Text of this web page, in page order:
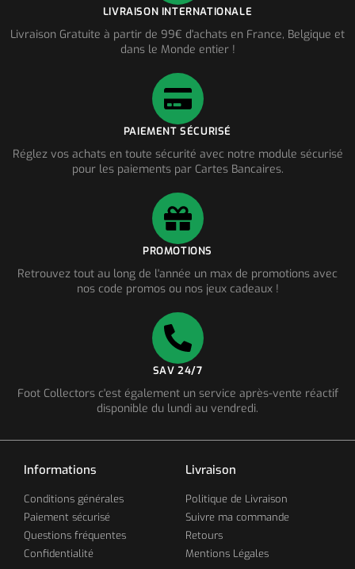
LIVRAISON INTERNATIONALE
Livraison Gratuite à partir de 99€ d'achats en France, Belgique et
dans le Monde entier !
PAIEMENT SÉCURISÉ
Réglez vos achats en toute sécurité avec notre module sécurisé
pour les paiements par Cartes Bancaires.
PROMOTIONS
Retrouvez tout au long de l'année un max de promotions avec
nos code promos ou nos jeux cadeaux !
SAV 24/7
Foot Collectors c'est également un service après-vente réactif
disponible du lundi au vendredi.
Informations
Conditions générales
Paiement sécurisé
Questions fréquentes
Confidentialité
Livraison
Politique de Livraison
Suivre ma commande
Retours
Mentions Légales